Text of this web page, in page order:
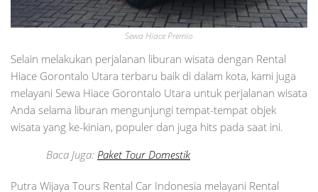
Sewa Hiace Premio
Selain melakukan perjalanan liburan wisata dengan Rental
Hiace Gorontalo Utara terbaru baik di dalam kota, kami juga
melayani Sewa Hiace Gorontalo Utara untuk perjalanan wisata
Anda selama liburan mengunjungi tempat-tempat objek
wisata yang ke-kinian, populer dan juga hits pada saat ini.
Baca Juga: Paket Tour Domestik
Putra Wijaya Tours Rental Car Indonesia melayani Rental